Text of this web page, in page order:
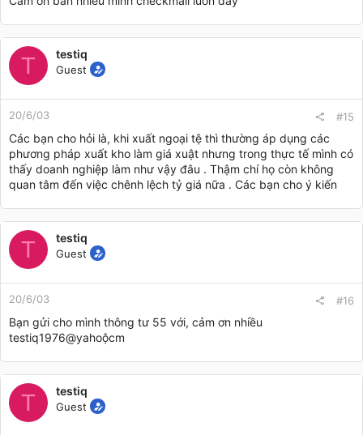
T testiq
Guest
20/6/03 #15
Các bạn cho hỏi là, khi xuất ngoại tệ thì thường áp dụng các
phương pháp xuất kho làm giá xuật nhưng trong thực tế mình có
thấy doanh nghiệp làm như vậy đâu . Thậm chí họ còn không
quan tâm đến việc chênh lệch tỷ giá nữa . Các bạn cho ý kiến
T testiq
Guest
20/6/03 #16
Bạn gửi cho mình thông tư 55 với, cảm ơn nhiều
testiq1976@yahoộcm
T testiq
Guest